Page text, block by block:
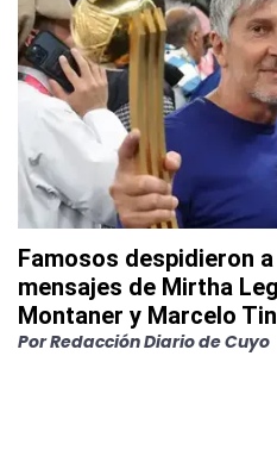
Famosos despidieron
mensajes de Mirtha
Montaner y Marcelo
PorRedacción Diario de Cuyo